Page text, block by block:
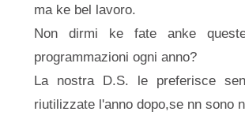
ma ke bel lavoro.
Non dirmi ke fate anke
programmazioni ogni anno?
La nostra D.S. le preferisce
riutilizzate l'anno dopo,se nn sono